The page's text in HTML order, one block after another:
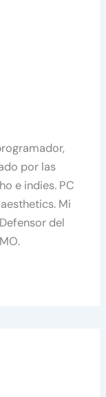
por las
e indies. PC
Mi
del